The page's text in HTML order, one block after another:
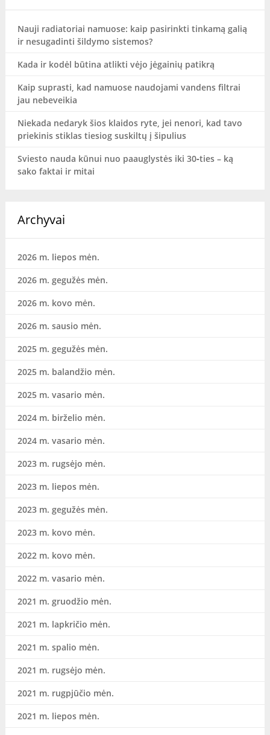
Nauji radiatoriai namuose: kaip pasirinkti tinkamą galią
ir nesugadinti šildymo sistemos?
Kada ir kodėl būtina atlikti vėjo jėgainių patikrą
Kaip suprasti, kad namuose naudojami vandens filtrai
jau nebeveikia
Niekada nedaryk šios klaidos ryte, jei nenori, kad tavo
priekinis stiklas tiesiog suskiltų į šipulius
Sviesto nauda kūnui nuo paauglystės iki 30‑ties – ką
sako faktai ir mitai
Archyvai
2026 m. liepos mėn.
2026 m. gegužės mėn.
2026 m. kovo mėn.
2026 m. sausio mėn.
2025 m. gegužės mėn.
2025 m. balandžio mėn.
2025 m. vasario mėn.
2024 m. birželio mėn.
2024 m. vasario mėn.
2023 m. rugsėjo mėn.
2023 m. liepos mėn.
2023 m. gegužės mėn.
2023 m. kovo mėn.
2022 m. kovo mėn.
2022 m. vasario mėn.
2021 m. gruodžio mėn.
2021 m. lapkričio mėn.
2021 m. spalio mėn.
2021 m. rugsėjo mėn.
2021 m. rugpjūčio mėn.
2021 m. liepos mėn.